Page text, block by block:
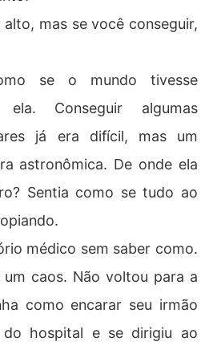
mas se você conseguir,
se o mundo tivesse
ela. Conseguir algumas
já era difícil, mas um
astronômica. De onde ela
Sentia como se tudo ao
médico sem saber como.
um caos. Não voltou para a
como encarar seu irmão
do hospital e se dirigiu ao